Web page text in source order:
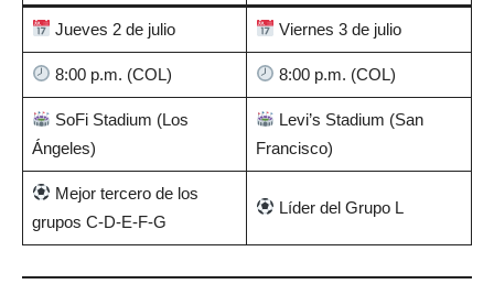
Jueves 2 de julio Viernes 3 de julio
8:00 p.m. (COL) 8:00 p.m. (COL)
SoFi Stadium (Los
Ángeles)
Levi’s Stadium (San
Francisco)
Mejor tercero de los
grupos C-D-E-F-G
Líder del Grupo L